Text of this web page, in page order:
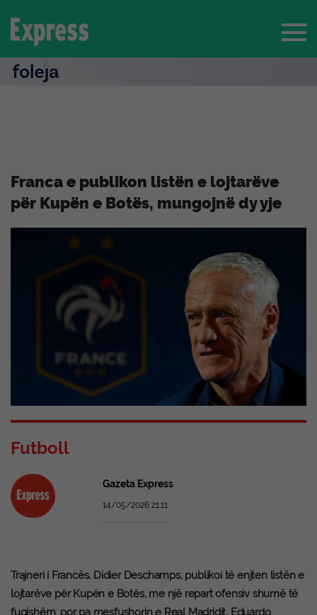
Franca e publikon listën e lojtarëve
për Kupën e Botës, mungojnë dy yje
Futboll
Gazeta Express
14/05/2026 21:11
Trajneri i Francës, Didier Deschamps, publikoi të enjten listën e
lojtarëve për Kupën e Botës, me një repart ofensiv shumë të